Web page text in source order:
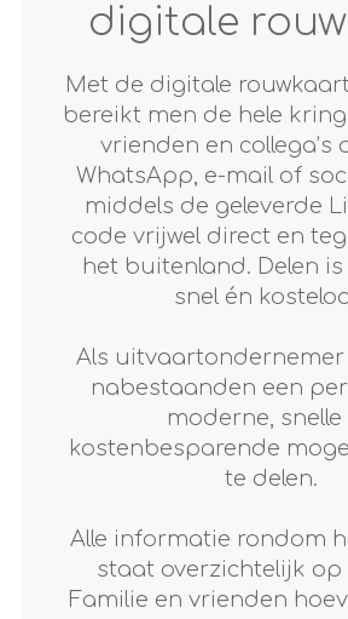
digitale
Met de digitale
bereikt men de hele
vrienden en collega’s
WhatsApp, e-mail of
middels de geleverde
code vrijwel direct en
het buitenland. Delen
snel én
Als
nabestaanden een
moderne, snelle
kostenbesparende
te delen.
Alle informatie rondom
staat overzichtelijk op
Familie en vrienden